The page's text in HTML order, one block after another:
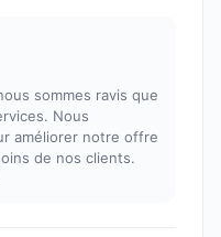
sommes ravis que
Nous
améliorer notre offre
de nos clients.